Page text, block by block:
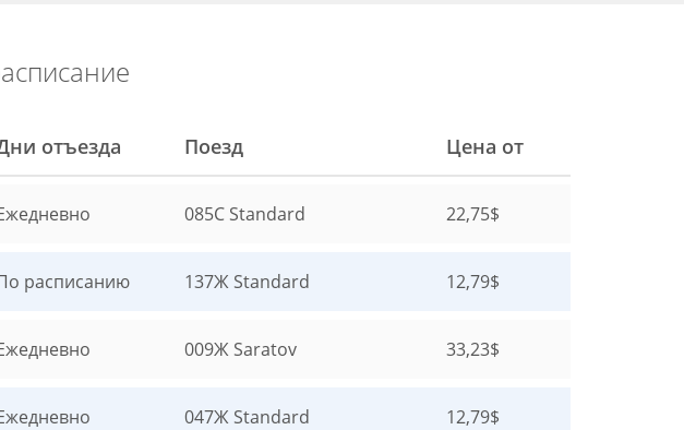
отъезда Поезд Цена от
085С Standard 22,75$
расписанию 137Ж Standard 12,79$
009Ж Saratov 33,23$
047Ж Standard 12,79$